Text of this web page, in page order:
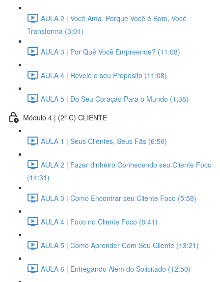
AULA 2 | Você Ama, Porque Você é Bom, Você
Transforma (3:01)
AULA 3 | Por Quê Você Empreende? (11:08)
AULA 4 | Revele o seu Propósito (11:08)
AULA 5 | Do Seu Coração Para o Mundo (1:38)
Módulo 4 | (2º C) CLIENTE
AULA 1 | Seus Clientes, Seus Fãs (6:56)
AULA 2 | Fazer dinheiro Conhecendo seu Cliente Foco
(14:31)
AULA 3 | Como Encontrar seu Cliente Foco (5:58)
AULA 4 | Foco no Cliente Foco (8:41)
AULA 5 | Como Aprender Com Seu Cliente (13:21)
AULA 6 | Entregando Além do Solicitado (12:50)